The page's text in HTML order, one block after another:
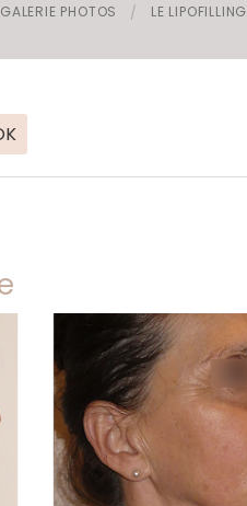
PHOTOS LE LIPOFILLING